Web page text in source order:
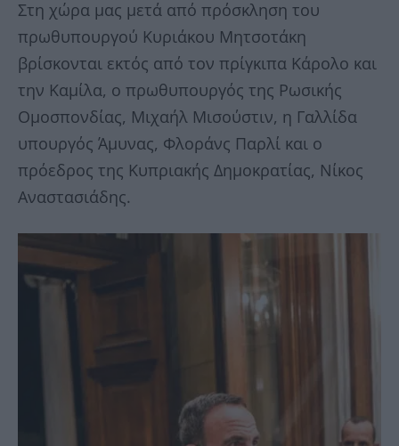
Στη χώρα μας μετά από πρόσκληση του
πρωθυπουργού Κυριάκου Μητσοτάκη
βρίσκονται εκτός από τον πρίγκιπα Κάρολο και
την Καμίλα, ο πρωθυπουργός της Ρωσικής
Ομοσπονδίας, Μιχαήλ Μισούστιν, η Γαλλίδα
υπουργός Άμυνας, Φλοράνς Παρλί και ο
πρόεδρος της Κυπριακής Δημοκρατίας, Νίκος
Αναστασιάδης.